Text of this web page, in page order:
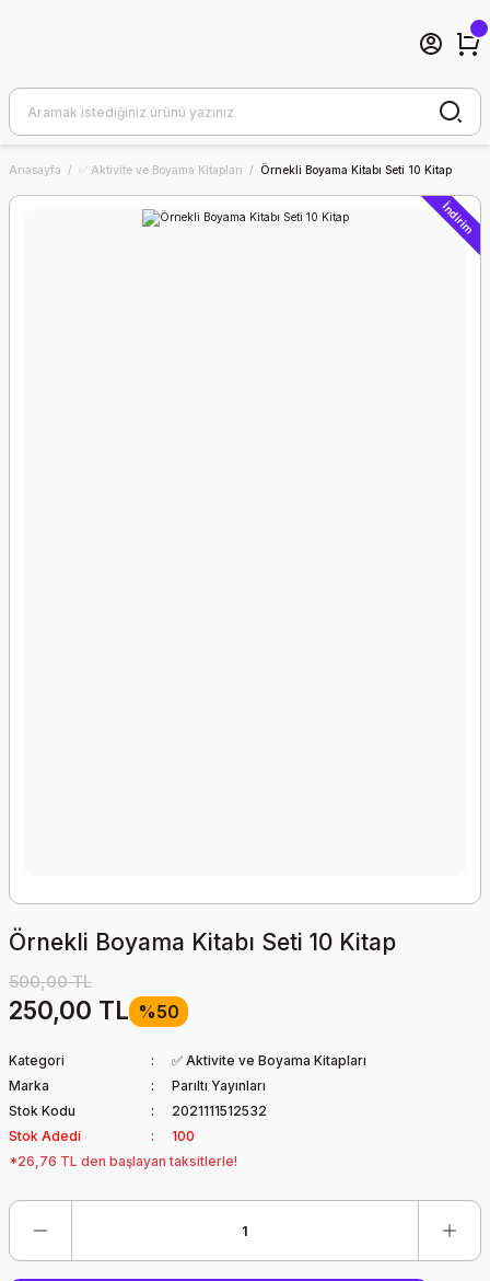
Anasayfa ✅ Aktivite ve Boyama Kitapları Örnekli Boyama Kitabı Seti 10 Kitap
İndirim
Örnekli Boyama Kitabı Seti 10 Kitap
500,00 TL
250,00 TL %50
Kategori
✅ Aktivite ve Boyama Kitapları
Marka
Parıltı Yayınları
Stok Kodu
2021111512532
Stok Adedi
100
*26,76 TL den başlayan taksitlerle!